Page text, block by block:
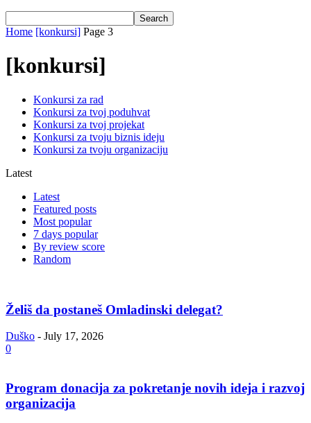
Home [konkursi] Page 3
[konkursi]
Konkursi za rad
Konkursi za tvoj poduhvat
Konkursi za tvoj projekat
Konkursi za tvoju biznis ideju
Konkursi za tvoju organizaciju
Latest
Latest
Featured posts
Most popular
7 days popular
By review score
Random
Želiš da postaneš Omladinski delegat?
Duško - July 17, 2026
0
Program donacija za pokretanje novih ideja i razvoj
organizacija